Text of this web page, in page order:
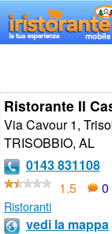
Ristorante Il
Via Cavour 1,
TRISOBBIO, AL
0143 831108
1.5
0
Ristoranti
vedi la mappa